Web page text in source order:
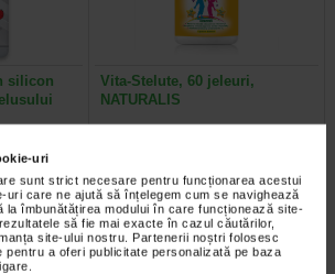
uri
sunt strict necesare pentru funcționarea acestui
uri care ne ajută să înțelegem cum se navighează
la îmbunătățirea modului în care funcționează site-
să fie mai exacte în cazul căutărilor,
site-ului nostru. Partenerii noștri folosesc
pentru a oferi publicitate personalizată pe baza
silicon
pentru
cu
solide…
Vita-Stelute, 60 jeleuri,
NATURALIS
forma de jeleuri cu aroma…